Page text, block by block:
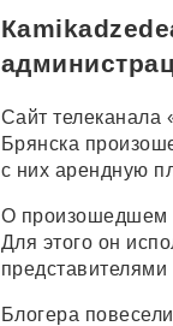
Сайт телеканала
Брянска
с них арендную
О произошедшем
Для этого он
Блогера